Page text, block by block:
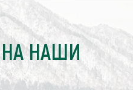
НАШИ